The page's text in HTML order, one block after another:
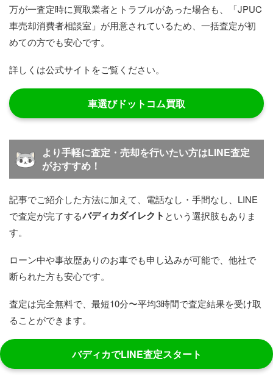
万が一査定時に買取業者とトラブルがあった場合も、「JPUC
車売却消費者相談室」が用意されているため、一括査定が初
めての方でも安心です。
詳しくは公式サイトをご覧ください。
車選びドットコム買取
より手軽に査定・売却を行いたい方はLINE査定
がおすすめ！
記事でご紹介した方法に加えて、電話なし・手間なし、LINE
で査定が完了するバディカダイレクト という選択肢もありま
す。
ローン中や事故歴ありのお車でも申し込みが可能で、他社で
断られた方も安心です。
査定は完全無料で、最短10分〜平均3時間で査定結果を受け取
ることができます。
バディカでLINE査定スタート